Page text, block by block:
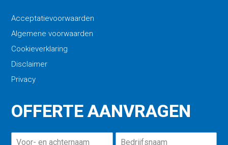
Acceptatievoorwaarden
Algemene voorwaarden
Cookieverklaring
Disclaimer
Privacy
OFFERTE AANVRAGEN